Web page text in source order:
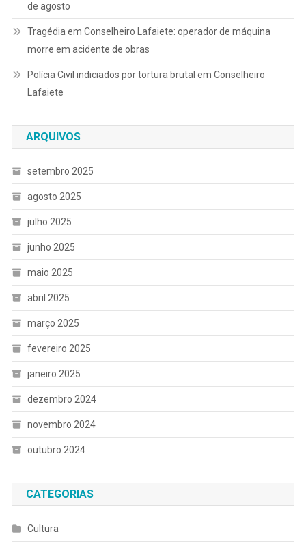
de agosto
Tragédia em Conselheiro Lafaiete: operador de máquina
morre em acidente de obras
Polícia Civil indiciados por tortura brutal em Conselheiro
Lafaiete
ARQUIVOS
setembro 2025
agosto 2025
julho 2025
junho 2025
maio 2025
abril 2025
março 2025
fevereiro 2025
janeiro 2025
dezembro 2024
novembro 2024
outubro 2024
CATEGORIAS
Cultura